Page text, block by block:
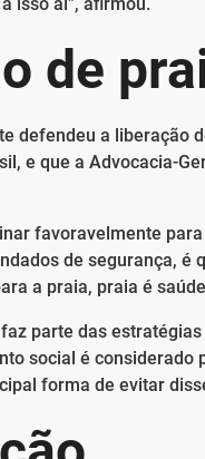
de
defendeu a liberação
e que a Advocacia-
favoravelmente
de segurança, é
a praia, praia é
parte das
social é considerado
forma de evitar